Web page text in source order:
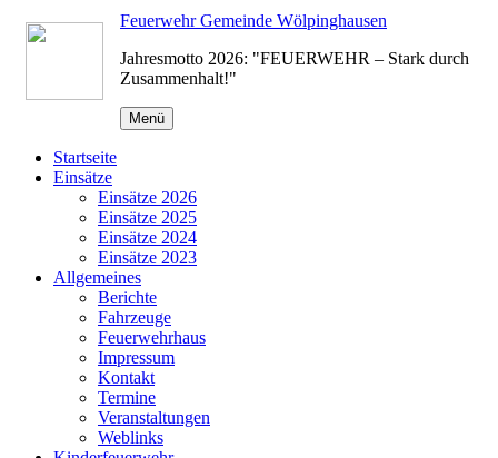
Zum
Inhalt
Feuerwehr Gemeinde Wölpinghausen
Jahresmotto 2026: "FEUERWEHR – Stark durch
Zusammenhalt!"
Menü
Startseite
Einsätze
Einsätze 2026
Einsätze 2025
Einsätze 2024
Einsätze 2023
Allgemeines
Berichte
Fahrzeuge
Feuerwehrhaus
Impressum
Kontakt
Termine
Veranstaltungen
Weblinks